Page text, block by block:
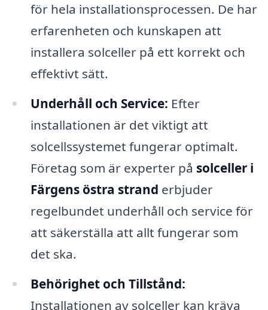
för hela installationsprocessen. De har
erfarenheten och kunskapen att
installera solceller på ett korrekt och
effektivt sätt.
Underhåll och Service: Efter
installationen är det viktigt att
solcellssystemet fungerar optimalt.
Företag som är experter på solceller i
Färgens östra strand erbjuder
regelbundet underhåll och service för
att säkerställa att allt fungerar som
det ska.
Behörighet och Tillstånd:
Installationen av solceller kan kräva